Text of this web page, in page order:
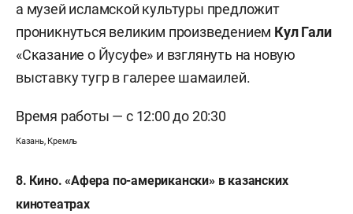
а музей исламской культуры предложит
проникнуться великим произведением Кул Гали
«Сказание о Йусуфе» и взглянуть на новую
выставку тугр в галерее шамаилей.
Время работы — с 12:00 до 20:30
Казань, Кремль
8. Кино. «Афера по-американски» в казанских
кинотеатрах